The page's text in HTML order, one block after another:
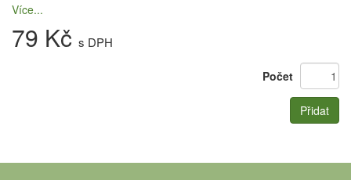
Více...
79 Kč s DPH
Počet
Přidat